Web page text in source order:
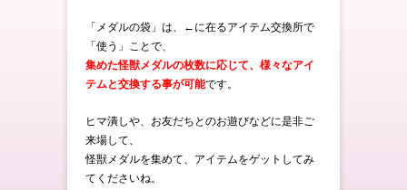
「メダルの袋」は、←に在るアイテム交換所で
「使う」ことで、
集めた怪獣メダルの枚数に応じて、様々なアイ
テムと交換する事が可能です。
ヒマ潰しや、お友だちとのお遊びなどに是非ご
来場して、
怪獣メダルを集めて、アイテムをゲットしてみ
てくださいね。